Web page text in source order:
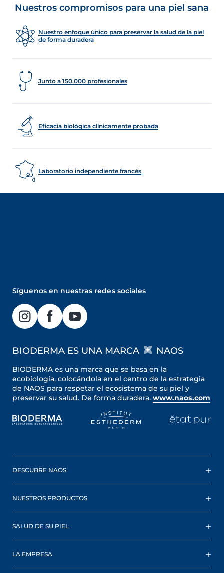
Nuestros compromisos para una piel sana
Nuestro enfoque único para preservar la salud de la piel
de forma duradera
Junto a 150.000 profesionales
Eficacia biológica clínicamente probada
Laboratorio independiente francés
Síguenos en nuestras redes sociales
BIODERMA ES UNA MARCA NAOS
BIODERMA es una marca que se basa en la
ecobiología, colocándola en el centro de la estrategia
de NAOS para respetar el ecosistema de su piel y
preservar su salud. De forma duradera. www.naos.com
DESCUBRE NAOS
NUESTROS PRODUCTOS
SALUD DE SU PIEL
LA EMPRESA